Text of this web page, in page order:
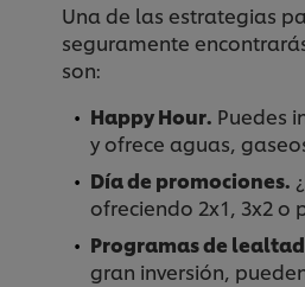
Una de las estrategias
seguramente
son:
Happy Hour. Puedes
y ofrece aguas,
Día de promociones.
ofreciendo 2x1, 3x2 o
Programas de
gran inversión,